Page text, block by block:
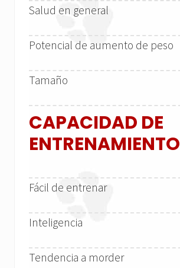
Salud en general
Potencial de aumento de peso
Tamaño
CAPACIDAD DE
ENTRENAMIENTO
Fácil de entrenar
Inteligencia
Tendencia a morder